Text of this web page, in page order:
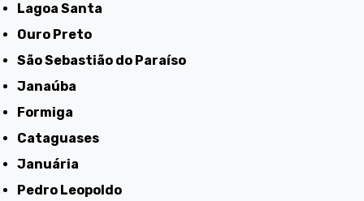
Lagoa Santa
Ouro Preto
São Sebastião do Paraíso
Janaúba
Formiga
Cataguases
Januária
Pedro Leopoldo